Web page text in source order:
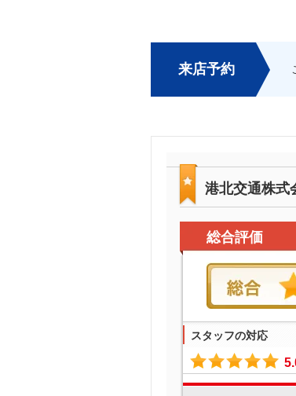
来店予約
港北交通株式
総合評価
スタッフの対応